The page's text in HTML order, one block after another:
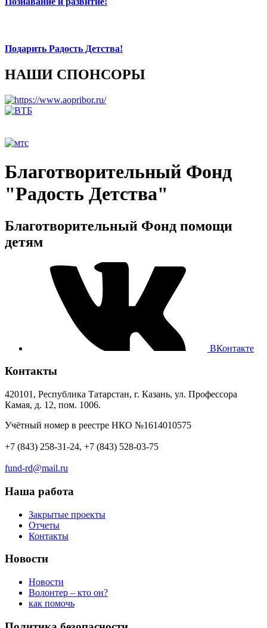
Подарить Радость Детства!
НАШИ СПОНСОРЫ
Благотворительный Фонд
"Радость Детства"
Благотворительный Фонд помощи
детям
ВКонтакте
Контакты
420101, Республика Татарстан, г. Казань, ул. Профессора
Камая, д. 12, пом. 1006.
Учётный номер в реестре НКО №1614010575
+7 (843) 258-31-24, +7 (843) 528-03-75
fund-rd@mail.ru
Наша работа
Закрытые проекты
Отчеты
Контакты
Новости
Новости
Волонтер – кто он?
как помочь